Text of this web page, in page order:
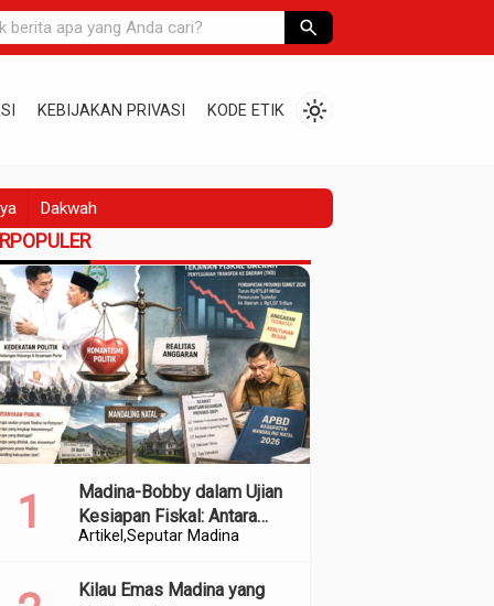
search
KEBIJAKAN PRIVASI KODE ETIK light_mode
Dakwah
Artikel Seputar Madina
Madina-Bobby dalam Ujian
Kesiapan Fiskal: Antara
Kedekatan Politik dan
Kilau Emas Madina yang